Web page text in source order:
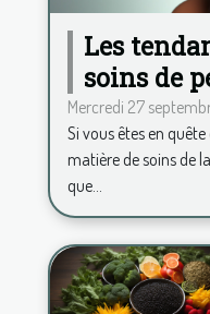
Les
soins de
Mercredi 27
Si vous êtes en
matière de soins de
que...